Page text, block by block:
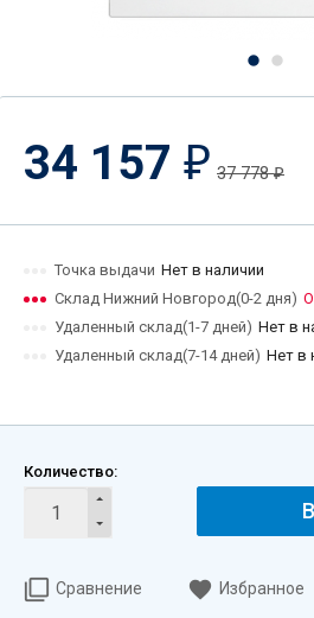
34 157 ₽ 37 778₽
Точка выдачи Нет в наличии
Склад Нижний Новгород(0-2 дня)
Удаленный склад(1-7 дней) Нет в
Удаленный склад(7-14 дней) Нет в
Количество:
Сравнение Избранное